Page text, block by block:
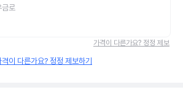
금로
가격이 다른가요? 정정 제보
이 다른가요? 정정 제보하기